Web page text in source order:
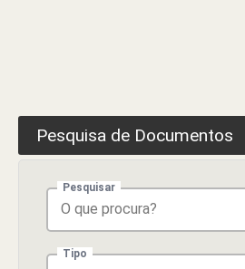
Pesquisa de Documentos
Pesquisar
Tipo